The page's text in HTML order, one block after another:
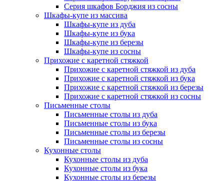
Серия шкафов Борджия из сосны
Шкафы-купе из массива
Шкафы-купе из дуба
Шкафы-купе из бука
Шкафы-купе из березы
Шкафы-купе из сосны
Прихожие с каретной стяжкой
Прихожие с каретной стяжкой из дуба
Прихожие с каретной стяжкой из бука
Прихожие с каретной стяжкой из березы
Прихожие с каретной стяжкой из сосны
Письменные столы
Письменные столы из дуба
Письменные столы из бука
Письменные столы из березы
Письменные столы из сосны
Кухонные столы
Кухонные столы из дуба
Кухонные столы из бука
Кухонные столы из березы